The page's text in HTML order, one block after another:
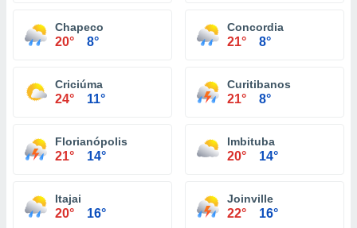
Chapeco
20° 8°
Concordia
21° 8°
Criciúma
24° 11°
Curitibanos
21° 8°
Florianópolis
21° 14°
Imbituba
20° 14°
Itajai
20° 16°
Joinville
22° 16°